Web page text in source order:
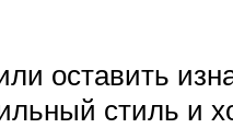
оставить
стиль и